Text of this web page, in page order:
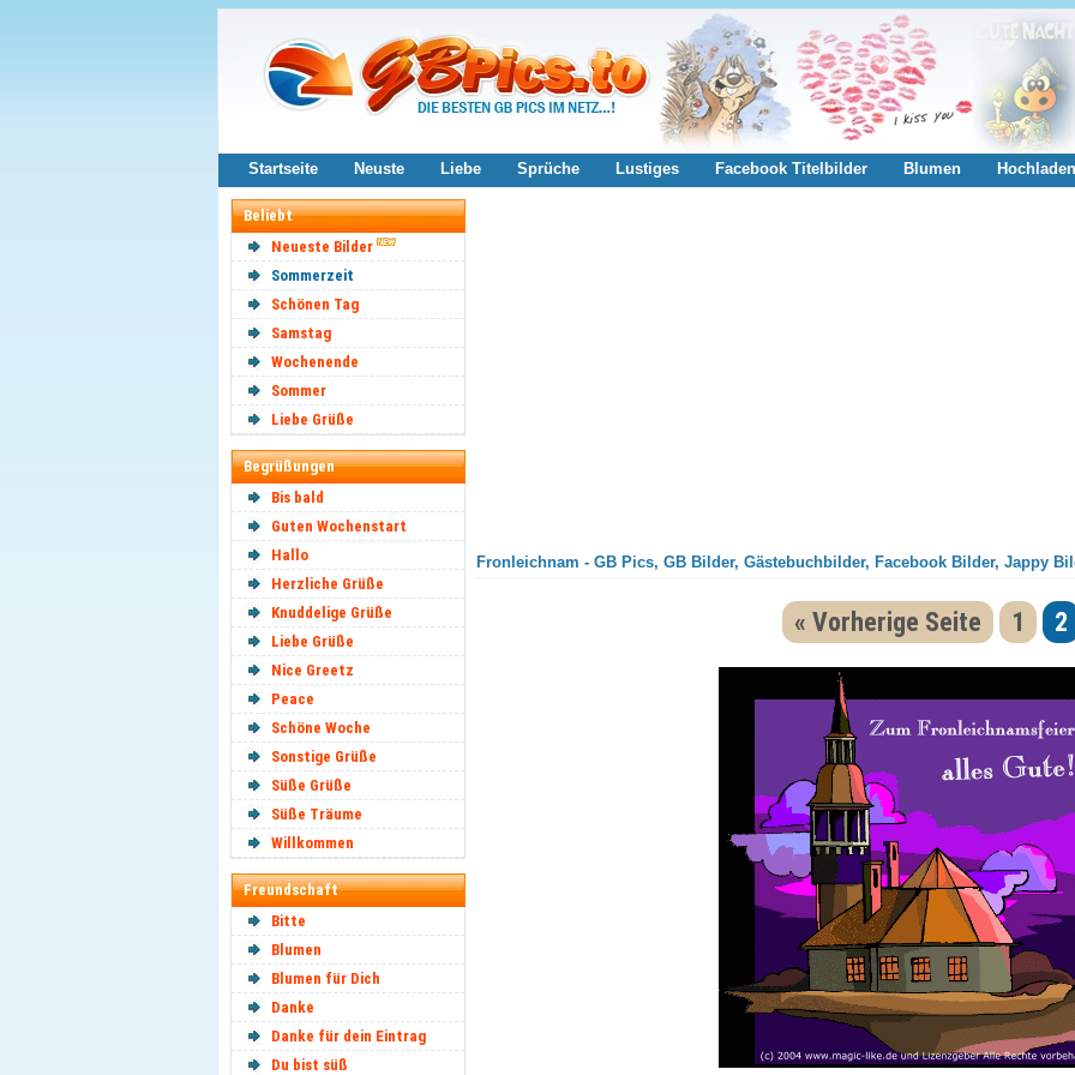
Startseite Neuste Liebe Sprüche Lustiges Facebook Titelbilder Blumen Hochladen
Beliebt
Neueste Bilder
Sommerzeit
Schönen Tag
Samstag
Wochenende
Sommer
Liebe Grüße
Begrüßungen
Bis bald
Guten Wochenstart
Hallo
Herzliche Grüße
Knuddelige Grüße
Liebe Grüße
Nice Greetz
Peace
Schöne Woche
Sonstige Grüße
Süße Grüße
Süße Träume
Willkommen
Freundschaft
Bitte
Blumen
Blumen für Dich
Danke
Danke für dein Eintrag
Du bist süß
Fronleichnam - GB Pics, GB Bilder, Gästebuchbilder, Facebook Bilder, Jappy
« Vorherige Seite 1 2